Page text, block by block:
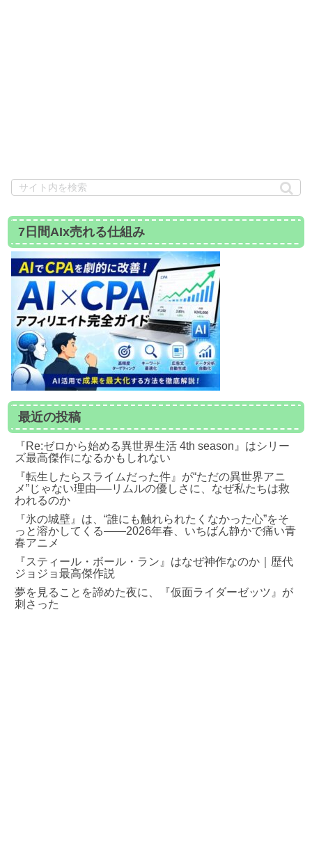
7日間AIx売れる仕組み
最近の投稿
『Re:ゼロから始める異世界生活 4th season』はシリー
ズ最高傑作になるかもしれない
『転生したらスライムだった件』が“ただの異世界アニ
メ”じゃない理由──リムルの優しさに、なぜ私たちは救
われるのか
『氷の城壁』は、“誰にも触れられたくなかった心”をそ
っと溶かしてくる――2026年春、いちばん静かで痛い青
春アニメ
『スティール・ボール・ラン』はなぜ神作なのか｜歴代
ジョジョ最高傑作説
夢を見ることを諦めた夜に、『仮面ライダーゼッツ』が
刺さった